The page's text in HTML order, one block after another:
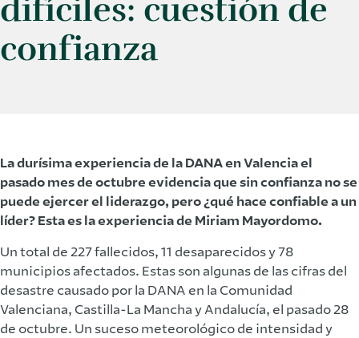
difíciles: cuestión de
confianza
La durísima experiencia de la DANA en Valencia el
pasado mes de octubre evidencia que sin confianza no se
puede ejercer el liderazgo, pero ¿qué hace confiable a un
líder? Esta es la experiencia de Miriam Mayordomo.
Un total de 227 fallecidos, 11 desaparecidos y 78
municipios afectados. Estas son algunas de las cifras del
desastre causado por la DANA en la Comunidad
Valenciana, Castilla-La Mancha y Andalucía, el pasado 28
de octubre. Un suceso meteorológico de intensidad y